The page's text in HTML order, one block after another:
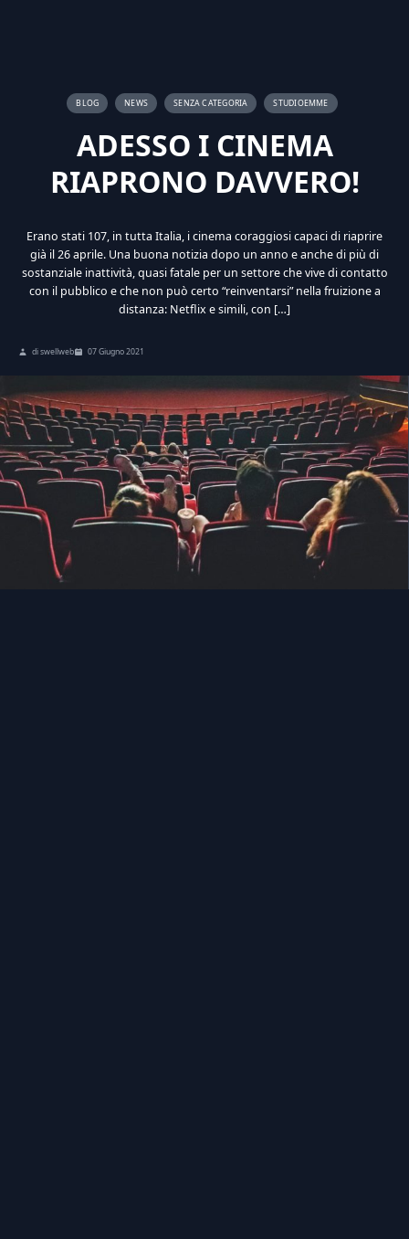
BLOG NEWS SENZA CATEGORIA STUDIOEMME
ADESSO I CINEMA
RIAPRONO DAVVERO!
Erano stati 107, in tutta Italia, i cinema coraggiosi capaci di riaprire
già il 26 aprile. Una buona notizia dopo un anno e anche di più di
sostanziale inattività, quasi fatale per un settore che vive di contatto
con il pubblico e che non può certo “reinventarsi” nella fruizione a
distanza: Netflix e simili, con […]
di swellweb 07 Giugno 2021